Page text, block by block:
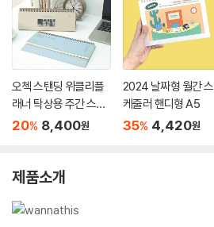
오첵 스탠딩 위클리플
래너 탁상용 주간 스케
줄러
20% 8,400원
2024 날짜형 월간 스
케줄러 핸디형 A5
35% 4,420원
제품소개